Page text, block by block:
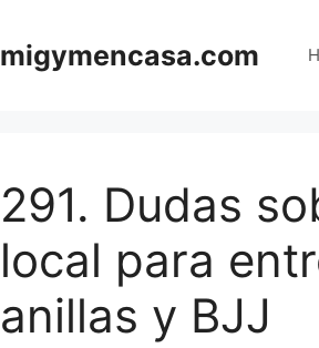
migymencasa.com
291. Dudas
local para
anillas y BJJ